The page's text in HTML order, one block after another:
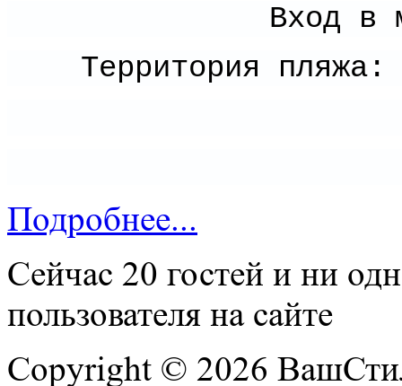
Вход в
Территория пляжа:
Подробнее...
Сейчас 20 гостей и ни
пользователя на сайте
Copyright © 2026